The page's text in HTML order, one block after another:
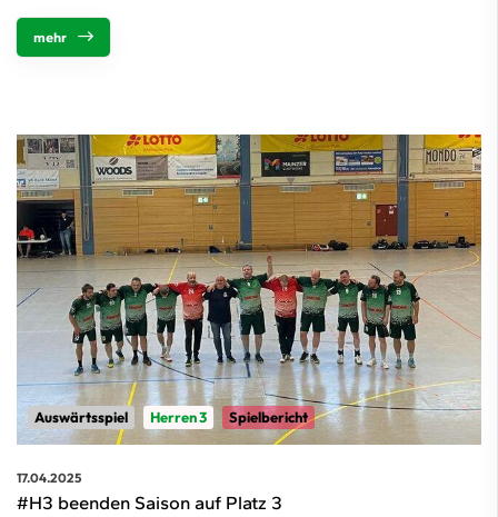
mehr
Auswärtsspiel Herren 3 Spielbericht
17.04.2025
#H3 beenden Saison auf Platz 3